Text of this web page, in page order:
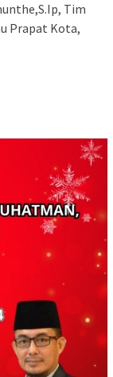
Tim
Prapat Kota,